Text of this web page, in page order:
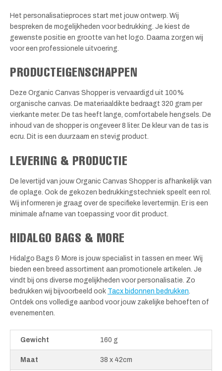
Het personalisatieproces start met jouw ontwerp. Wij
bespreken de mogelijkheden voor bedrukking. Je kiest de
gewenste positie en grootte van het logo. Daarna zorgen wij
voor een professionele uitvoering.
PRODUCTEIGENSCHAPPEN
Deze Organic Canvas Shopper is vervaardigd uit 100%
organische canvas. De materiaaldikte bedraagt 320 gram per
vierkante meter. De tas heeft lange, comfortabele hengsels. De
inhoud van de shopper is ongeveer 8 liter. De kleur van de tas is
ecru. Dit is een duurzaam en stevig product.
LEVERING & PRODUCTIE
De levertijd van jouw Organic Canvas Shopper is afhankelijk van
de oplage. Ook de gekozen bedrukkingstechniek speelt een rol.
Wij informeren je graag over de specifieke levertermijn. Er is een
minimale afname van toepassing voor dit product.
HIDALGO BAGS & MORE
Hidalgo Bags & More is jouw specialist in tassen en meer. Wij
bieden een breed assortiment aan promotionele artikelen. Je
vindt bij ons diverse mogelijkheden voor personalisatie. Zo
bedrukken wij bijvoorbeeld ook Tacx bidonnen bedrukken
Ontdek ons volledige aanbod voor jouw zakelijke behoeften of
evenementen.
Gewicht 160 g
Maat 38 x 42cm